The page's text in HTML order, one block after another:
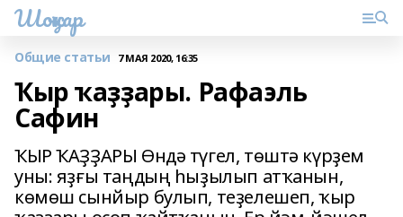
Шоңҡар
Общие статьи 7 МАЯ 2020, 16:35
Ҡыр ҡаҙҙары. Рафаэль
Сафин
ҠЫР ҠАҘҘАРЫ Өндә түгел, төштә күрҙем
уны: яҙғы таңдың һыҙылып атҡанын,
көмөш сынйыр булып, теҙелешеп, ҡыр